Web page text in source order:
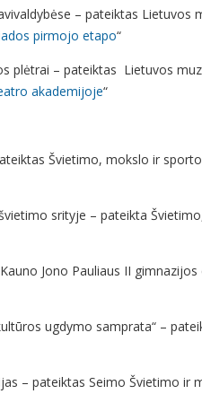
– pateiktas
pirmojo etapo“
plėtrai – pateiktas Lietuvos
akademijoje“
Švietimo, mokslo ir
srityje – pateikta
Jono Pauliaus II
ugdymo samprata“ –
– pateiktas Seimo Švietimo ir